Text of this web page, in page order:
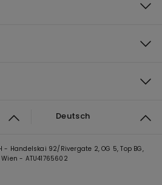
Deutsch
- Handelskai 92/Rivergate 2, OG 5, Top BG,
- ATU41765602